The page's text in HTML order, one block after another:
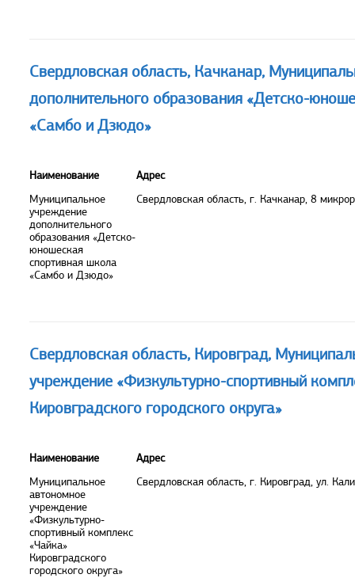
Свердловская область, Качканар,
дополнительного образования «Детско-
«Самбо и Дзюдо»
Наименование
Муниципальное
учреждение
дополнительного
образования «Детско-
юношеская
спортивная школа
«Самбо и Дзюдо»
Адрес
Свердловская область, г. Качканар, 8
Свердловская область, Кировград,
учреждение «Физкультурно-спортивный
Кировградского городского округа»
Наименование
Муниципальное
автономное
учреждение
«Физкультурно-
спортивный комплекс
«Чайка»
Кировградского
городского округа»
Адрес
Свердловская область, г. Кировград, ул.